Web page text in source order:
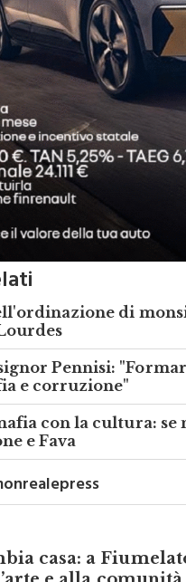
di
Pennisi:
e corruzione"
con la cultura: se
e Fava
casa: a
e alla comunità